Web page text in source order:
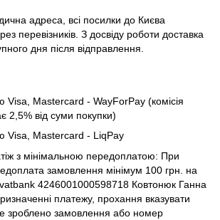
адреса, всі посилки до Києва
перевізників. З досвіду роботи доставка
дня після відправлення.
Visa, Mastercard - WayForPay (комісія
2,5% від суми покупки)
Visa, Mastercard - LiqPay
з мінімальною передоплатою: При
замовлення мінімум 100 грн. на
4246001000598718 Ковтонюк Ганна
платежу, прохання вказувати
зроблено замовлення або номер